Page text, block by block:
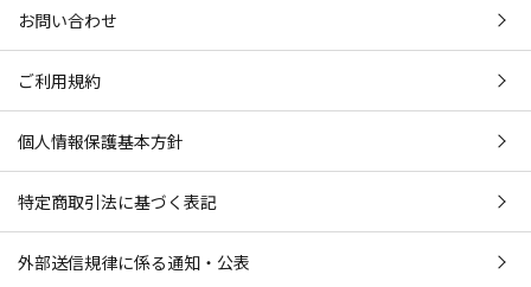
お問い合わせ
ご利用規約
個人情報保護基本方針
特定商取引法に基づく表記
外部送信規律に係る通知・公表